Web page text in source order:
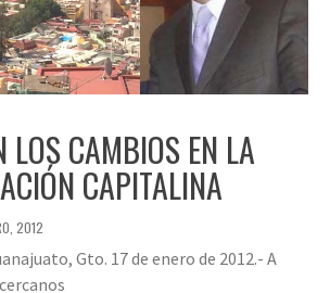
LOS CAMBIOS EN LA
CAPITALINA
2012
Gto. 17 de enero de 2012.- A